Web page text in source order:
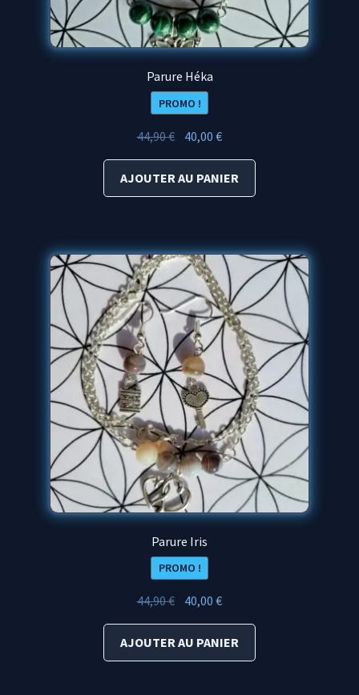
Parure Héka
PROMO !
44,90€ Le
initial
était :
40,00€Le
actuel
est :
AJOUTER AU PANIER
Parure Iris
PROMO !
44,90€ Le
prix
initial
était :
40,00€Le
prix
actuel
est :
AJOUTER AU PANIER